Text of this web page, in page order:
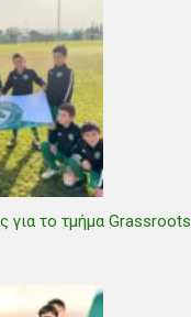
για το τμήμα Grassroots